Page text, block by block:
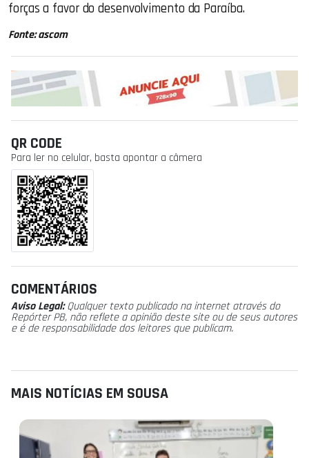
forças a favor do desenvolvimento da Paraíba.
Fonte: ascom
QR CODE
Para ler no celular, basta apontar a câmera
COMENTÁRIOS
Aviso Legal:Qualquer texto publicado na internet através do
Repórter PB, não reflete a opinião deste site ou de seus autores
e é de responsabilidade dos leitores que publicam.
MAIS NOTÍCIAS EM SOUSA